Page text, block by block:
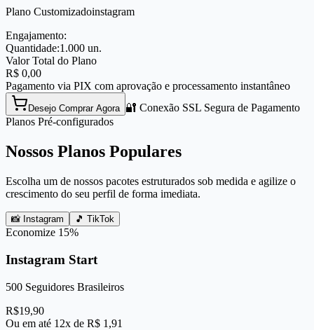
Plano Customizadoinstagram
Engajamento:
Quantidade:1.000 un.
Valor Total do Plano
R$ 0,00
Pagamento via PIX com aprovação e processamento instantâneo
Desejo Comprar Agora 🔐 Conexão SSL Segura de Pagamento
Planos Pré-configurados
Nossos Planos Populares
Escolha um de nossos pacotes estruturados sob medida e agilize o
crescimento do seu perfil de forma imediata.
📸 Instagram 🎵 TikTok
Economize 15%
Instagram Start
500 Seguidores Brasileiros
R$19,90
Ou em até 12x de R$ 1,91